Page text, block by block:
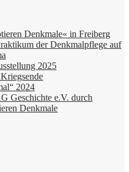
Denkmale« in Freiberg
der Denkmalpflege auf
2025
2024
Geschichte e.V. durch
Denkmale